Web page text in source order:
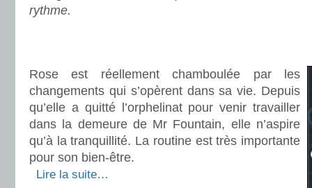
rythme.
Rose est réellement chamboulée par les
changements qui s’opèrent dans sa vie. Depuis
qu’elle a quitté l’orphelinat pour venir travailler
dans la demeure de Mr Fountain, elle n’aspire
qu’à la tranquillité. La routine est très importante
pour son bien-être.
Lire la suite…